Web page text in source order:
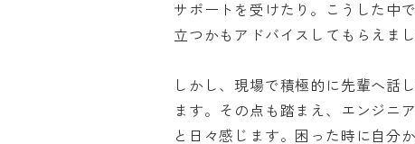
サポートを受けたり。こうした中
立つかもアドバイスしてもらえまし
しかし、現場で積極的に先輩へ話
ます。その点も踏まえ、エンジニ
と日々感じます。困った時に自分